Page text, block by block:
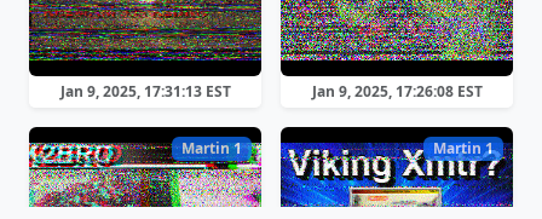
Jan 9, 2025, 17:31:13 EST Jan 9, 2025, 17:26:08 EST
Martin 1 Martin 1